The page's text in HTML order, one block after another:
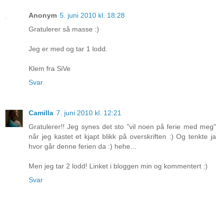
Anonym 5. juni 2010 kl. 18:28
Gratulerer så masse :)
Jeg er med og tar 1 lodd.
Klem fra SiVe
Svar
Camilla 7. juni 2010 kl. 12:21
Gratulerer!! Jeg synes det sto "vil noen på ferie med meg"
når jeg kastet et kjapt blikk på overskriften :) Og tenkte ja
hvor går denne ferien da :) hehe...
Men jeg tar 2 lodd! Linket i bloggen min og kommentert :)
Svar